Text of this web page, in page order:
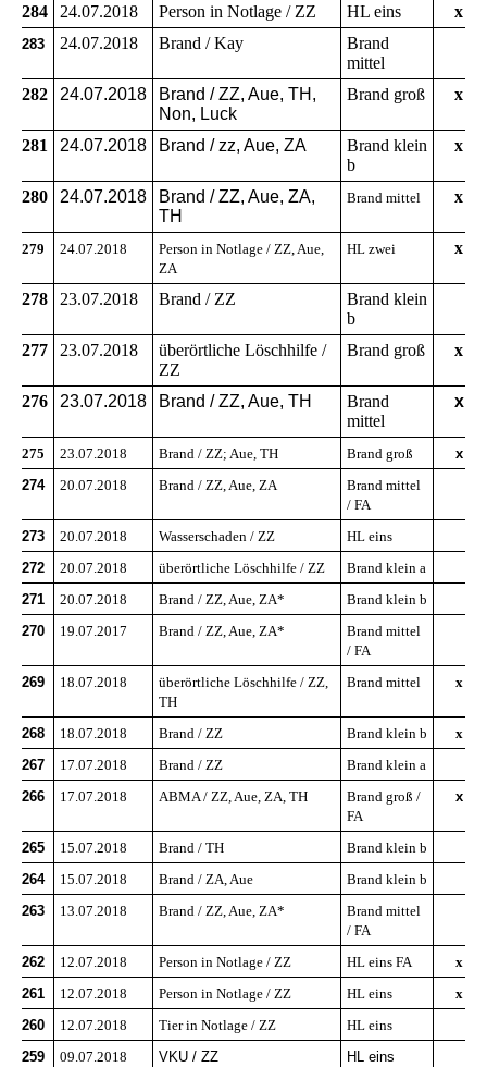
284 24.07.2018 Person in Notlage / ZZ HL eins x
283 24.07.2018 Brand / Kay
Brand
mittel
282
24.07.2018
Brand / ZZ, Aue, TH,
Non, Luck
Brand groß x
281 24.07.2018 Brand / zz, Aue, ZA
Brand klein
b
x
280 24.07.2018
Brand / ZZ, Aue, ZA,
TH
Brand mittel x
279 24.07.2018
Person in Notlage / ZZ, Aue,
ZA
HL zwei x
278 23.07.2018 Brand / ZZ
Brand klein
b
277
23.07.2018
überörtliche Löschhilfe /
ZZ
Brand groß x
276 23.07.2018 Brand / ZZ, Aue, TH
Brand
mittel
x
275 23.07.2018 Brand / ZZ; Aue, TH Brand groß
x
274
20.07.2018 Brand / ZZ, Aue, ZA
Brand mittel
/ FA
273
20.07.2018 Wasserschaden / ZZ
HL eins
272
20.07.2018 überörtliche Löschhilfe / ZZ
Brand klein a
271
20.07.2018 Brand / ZZ, Aue, ZA*
Brand klein b
270
19.07.2017 Brand / ZZ, Aue, ZA*
Brand mittel
/ FA
269
18.07.2018
überörtliche Löschhilfe / ZZ,
TH
Brand mittel x
268 18.07.2018 Brand / ZZ Brand klein b
x
267
17.07.2018 Brand / ZZ
Brand klein a
266
17.07.2018 ABMA / ZZ, Aue, ZA, TH
Brand groß /
FA
x
265 15.07.2018 Brand / TH
Brand klein b
264
15.07.2018 Brand / ZA, Aue
Brand klein b
263
13.07.2018 Brand / ZZ, Aue, ZA*
Brand mittel
/ FA
262
12.07.2018 Person in Notlage / ZZ HL eins FA
x
261
12.07.2018 Person in Notlage / ZZ HL eins
x
260
12.07.2018 Tier in Notlage / ZZ
HL eins
259
09.07.2018 VKU / ZZ
HL eins